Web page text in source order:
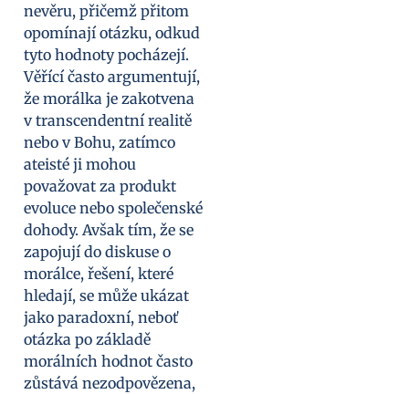
nevěru, přičemž přitom
opomínají otázku, odkud
tyto hodnoty pocházejí.
Věřící často argumentují,
že morálka je zakotvena
v transcendentní realitě
nebo v Bohu, zatímco
ateisté ji mohou
považovat za produkt
evoluce nebo společenské
dohody. Avšak tím, že se
zapojují do diskuse o
morálce, řešení, které
hledají, se může ukázat
jako paradoxní, neboť
otázka po základě
morálních hodnot často
zůstává nezodpovězena,